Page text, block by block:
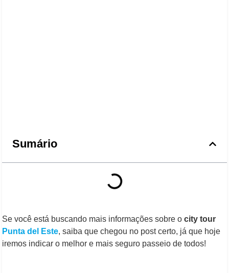
Sumário
Se você está buscando mais informações sobre o city tour
Punta del Este, saiba que chegou no post certo, já que hoje
iremos indicar o melhor e mais seguro passeio de todos!